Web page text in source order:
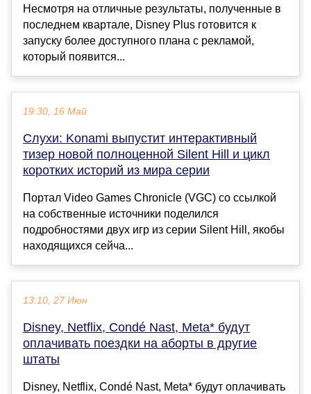
Несмотря на отличные результаты, полученные в
последнем квартале, Disney Plus готовится к
запуску более доступного плана с рекламой,
который появится...
19:30, 16 Май
Слухи: Konami выпустит интерактивный
тизер новой полноценной Silent Hill и цикл
коротких историй из мира серии
Портал Video Games Chronicle (VGC) со ссылкой
на собственные источники поделился
подробностями двух игр из серии Silent Hill, якобы
находящихся сейча...
13:10, 27 Июн
Disney, Netflix, Condé Nast, Meta* будут
оплачивать поездки на аборты в другие
штаты
Disney, Netflix, Condé Nast, Meta* будут оплачивать